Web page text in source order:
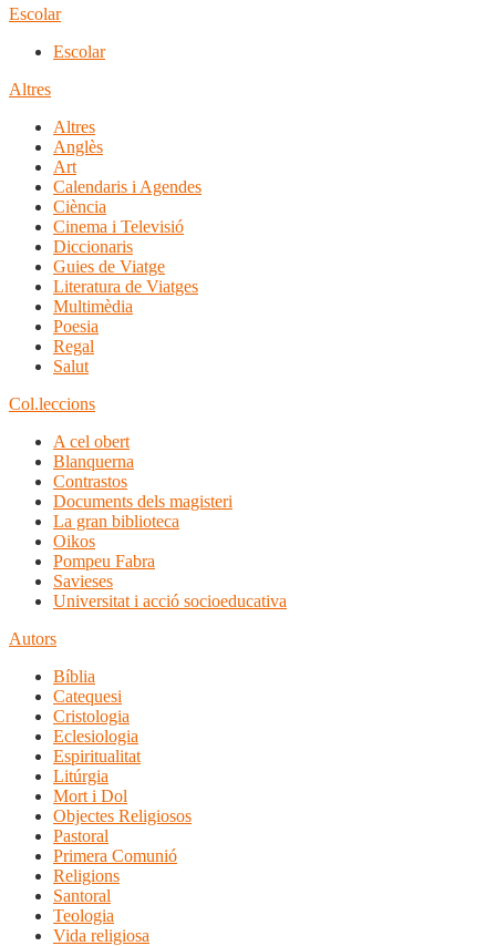
Escolar
Escolar
Altres
Altres
Anglès
Art
Calendaris i Agendes
Ciència
Cinema i Televisió
Diccionaris
Guies de Viatge
Literatura de Viatges
Multimèdia
Poesia
Regal
Salut
Col.leccions
A cel obert
Blanquerna
Contrastos
Documents dels magisteri
La gran biblioteca
Oikos
Pompeu Fabra
Savieses
Universitat i acció socioeducativa
Autors
Bíblia
Catequesi
Cristologia
Eclesiologia
Espiritualitat
Litúrgia
Mort i Dol
Objectes Religiosos
Pastoral
Primera Comunió
Religions
Santoral
Teologia
Vida religiosa